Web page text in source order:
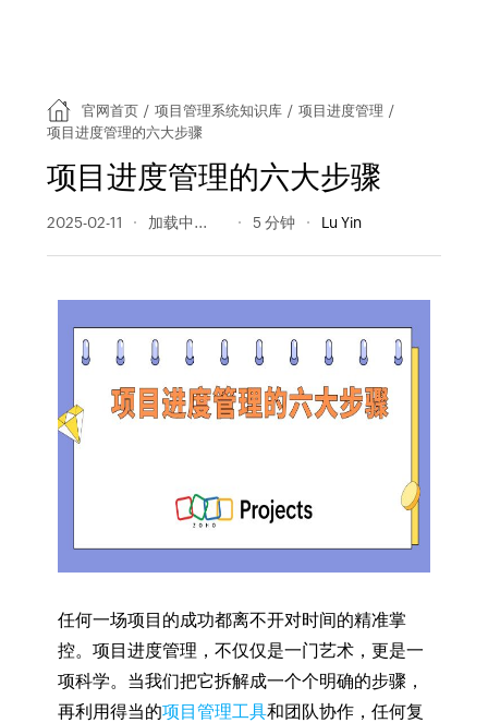
官网首页 / 项目管理系统知识库 / 项目进度管理 /
项目进度管理的六大步骤
项目进度管理的六大步骤
2025-02-11 666 阅读量 5 分钟 Lu Yin
任何一场项目的成功都离不开对时间的精准掌
控。项目进度管理，不仅仅是一门艺术，更是一
项科学。当我们把它拆解成一个个明确的步骤，
再利用得当的项目管理工具和团队协作，任何复